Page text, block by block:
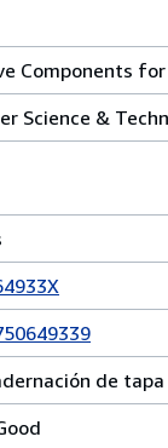
Components
Science &
de